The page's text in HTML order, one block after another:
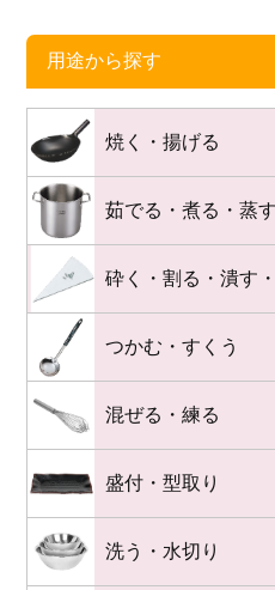
用途から探す
焼く・揚げる
茹でる・煮る・蒸
砕く・割る・潰す
つかむ・すくう
混ぜる・練る
盛付・型取り
洗う・水切り